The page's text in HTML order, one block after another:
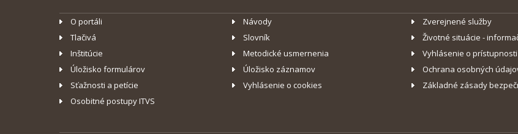
O portáli
Návody
Tlačivá
Slovník
Inštitúcie
Metodické usmernenia
Úložisko formulárov
Úložisko záznamov
Sťažnosti a petície
Vyhlásenie o cookies
Osobitné postupy ITVS
Zverejnené služby
Životné situácie -
Vyhlásenie o prístupnosti
Ochrana osobných
Základné zásady